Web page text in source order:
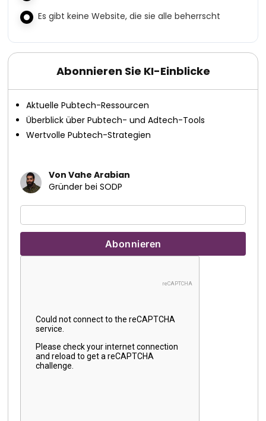
Es gibt keine Website, die sie alle beherrscht
Abonnieren Sie KI-Einblicke
Aktuelle Pubtech-Ressourcen
Überblick über Pubtech- und Adtech-Tools
Wertvolle Pubtech-Strategien
Von Vahe Arabian
Gründer bei SODP